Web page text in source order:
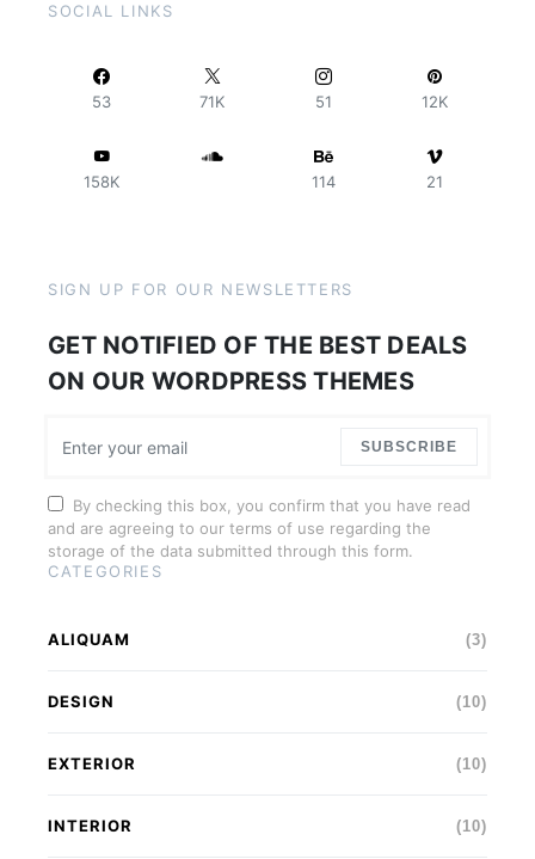
SOCIAL LINKS
53 71K 51 12K
158K 114 21
SIGN UP FOR OUR NEWSLETTERS
GET NOTIFIED OF THE BEST DEALS
ON OUR WORDPRESS THEMES
SUBSCRIBE
By checking this box, you confirm that you have read
and are agreeing to our terms of use regarding the
storage of the data submitted through this form.
CATEGORIES
ALIQUAM (3)
DESIGN (10)
EXTERIOR (10)
INTERIOR (10)